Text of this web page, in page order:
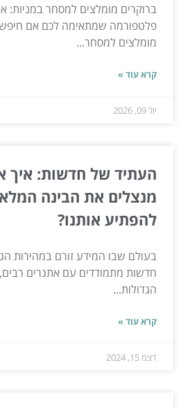
ברוקרים מומלצים למסחר במניות:
פלטפורמה שמתאימה לכם אם
מומלצים למסחר...
קרא עוד »
יול 09, 2026
העתיד של חדשות: איך
מנצלים את הבינה
להפתיע אותנו?
בעולם שבו המידע זורם במהירות
חדשות מתמודדים עם אתגרים
הגדולות...
קרא עוד »
דצמ 15, 2024